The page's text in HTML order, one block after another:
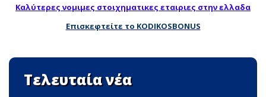
Καλύτερες νομιμες στοιχηματικες εταιριες στην ελλαδα
Επισκεφτείτε το KODIKOSBONUS
Τελευταία νέα